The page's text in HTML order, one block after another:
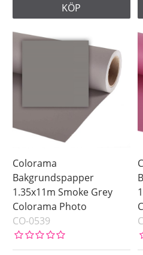
KÖP
Colorama
Bakgrundspapper
1.35x11m Smoke Grey
Colorama Photo
CO-0539